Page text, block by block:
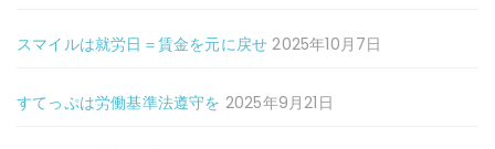
スマイルは就労日＝賃金を元に戻せ 2025年10月7日
すてっぷは労働基準法遵守を 2025年9月21日